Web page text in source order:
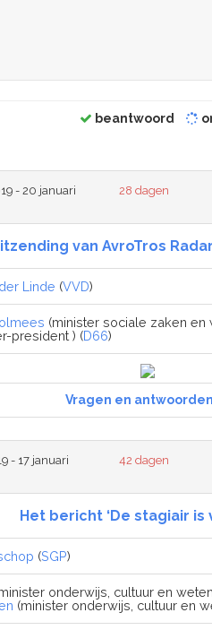
beantwoord
- 20 januari
28 dagen
van AvroTros
Linde (VVD)
(minister sociale zaken en
president ) (D66)
Vragen en antwoorden
- 17 januari
42 dagen
Het bericht ‘De stagiair is
(SGP)
onderwijs, cultuur en
(minister onderwijs, cultuur en